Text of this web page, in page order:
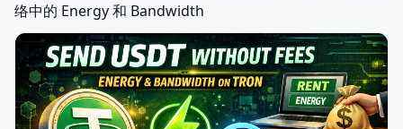
络中的 Energy 和 Bandwidth